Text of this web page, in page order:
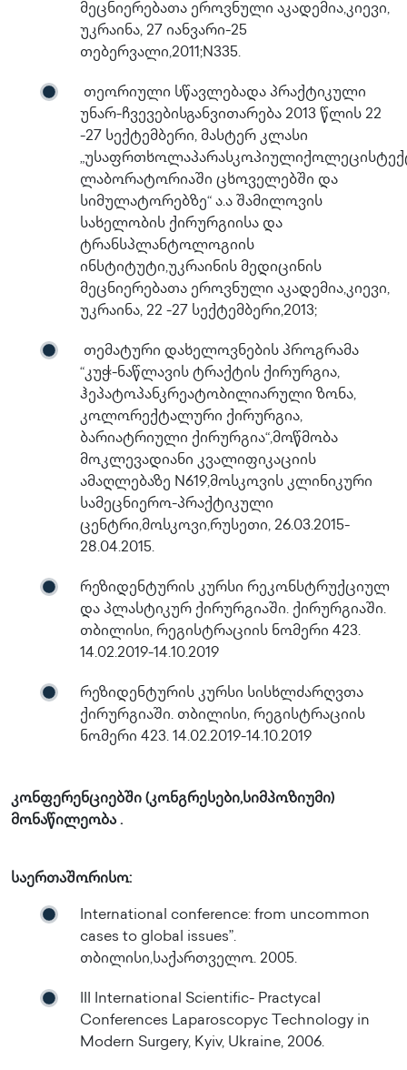
მეცნიერებათა ეროვნული აკადემია,კიევი,
უკრაინა, 27 იანვარი-25
თებერვალი,2011;N335.
თეორიული სწავლებადა პრაქტიკული
უნარ-ჩვევებისგანვითარება 2013 წლის 22
-27 სექტემბერი, მასტერ კლასი
ლაბორატორიაში ცხოველებში და
სიმულატორებზე“ ა.ა შამილოვის
სახელობის ქირურგიისა და
ტრანსპლანტოლოგიის
ინსტიტუტი,უკრაინის მედიცინის
მეცნიერებათა ეროვნული აკადემია,კიევი,
უკრაინა, 22 -27 სექტემბერი,2013;
თემატური დახელოვნების პროგრამა
“კუჭ-ნაწლავის ტრაქტის ქირურგია,
ჰეპატოპანკრეატობილიარული ზონა,
კოლორექტალური ქირურგია,
ბარიატრიული ქირურგია“,მოწმობა
მოკლევადიანი კვალიფიკაციის
ამაღლებაზე N619,მოსკოვის კლინიკური
სამეცნიერო-პრაქტიკული
ცენტრი,მოსკოვი,რუსეთი, 26.03.2015-
28.04.2015.
რეზიდენტურის კურსი რეკონსტრუქციულ
და პლასტიკურ ქირურგიაში. ქირურგიაში.
თბილისი, რეგისტრაციის ნომერი 423.
14.02.2019-14.10.2019
რეზიდენტურის კურსი სისხლძარღვთა
ქირურგიაში. თბილისი, რეგისტრაციის
ნომერი 423. 14.02.2019-14.10.2019
კონფერენციებში (კონგრესები,სიმპოზიუმი)
მონაწილეობა .
საერთაშორისო:
International conference: from uncommon
cases to global issues”.
თბილისი,საქართველო. 2005.
III International Scientific- Practycal
Conferences Laparoscopyc Technology in
Modern Surgery, Kyiv, Ukraine, 2006.